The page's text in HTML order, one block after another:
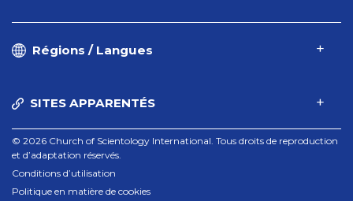
Régions / Langues
SITES APPARENTÉS
© 2026 Church of Scientology International. Tous droits de reproduction
et d’adaptation réservés.
Conditions d’utilisation
Politique en matière de cookies